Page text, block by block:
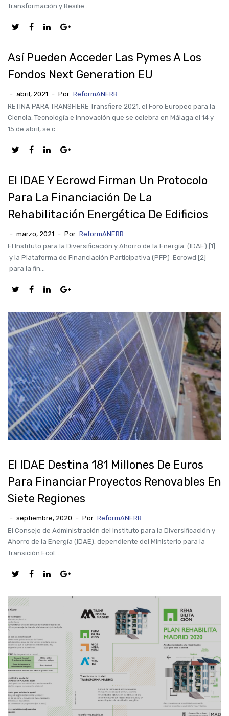
Transformación y Resilie...
Así Pueden Acceder Las Pymes A Los
Fondos Next Generation EU
- abril, 2021 - Por ReformANERR
RETINA PARA TRANSFIERE Transfiere 2021, el Foro Europeo para la
Ciencia, Tecnología e Innovación que se celebra en Málaga el 14 y
15 de abril, se c...
El IDAE Y Ecrowd Firman Un Protocolo
Para La Financiación De La
Rehabilitación Energética De Edificios
- marzo, 2021 - Por ReformANERR
El Instituto para la Diversificación y Ahorro de la Energía (IDAE) [1]
y la Plataforma de Financiación Participativa (PFP) Ecrowd [2]
para la fin...
El IDAE Destina 181 Millones De Euros
Para Financiar Proyectos Renovables En
Siete Regiones
- septiembre, 2020 - Por ReformANERR
El Consejo de Administración del Instituto para la Diversificación y
Ahorro de la Energía (IDAE), dependiente del Ministerio para la
Transición Ecol...